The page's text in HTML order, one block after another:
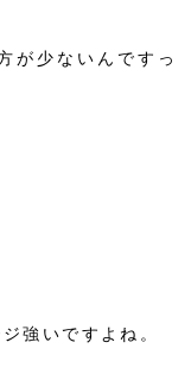
が少ないんですっ
強いですよね。